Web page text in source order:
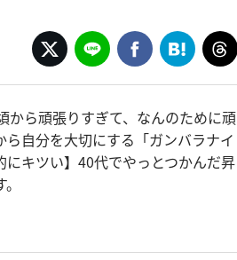
から頑張りすぎて、なんのために頑
自分を大切にする「ガンバラナイ
キツい】40代でやっとつかんだ昇